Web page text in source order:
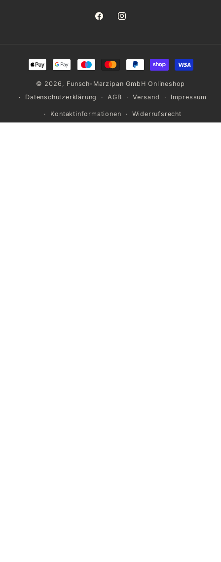
FacebookInstagram
Zahlungsmethoden
© 2026, Funsch-Marzipan GmbH Onlineshop
Datenschutzerklärung
AGB Versand Impressum
Kontaktinformationen Widerrufsrecht